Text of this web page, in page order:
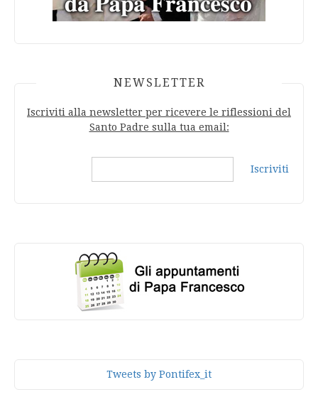
NEWSLETTER
Iscriviti alla newsletter per ricevere le riflessioni del
Santo Padre sulla tua email:
Iscriviti
Tweets by Pontifex_it